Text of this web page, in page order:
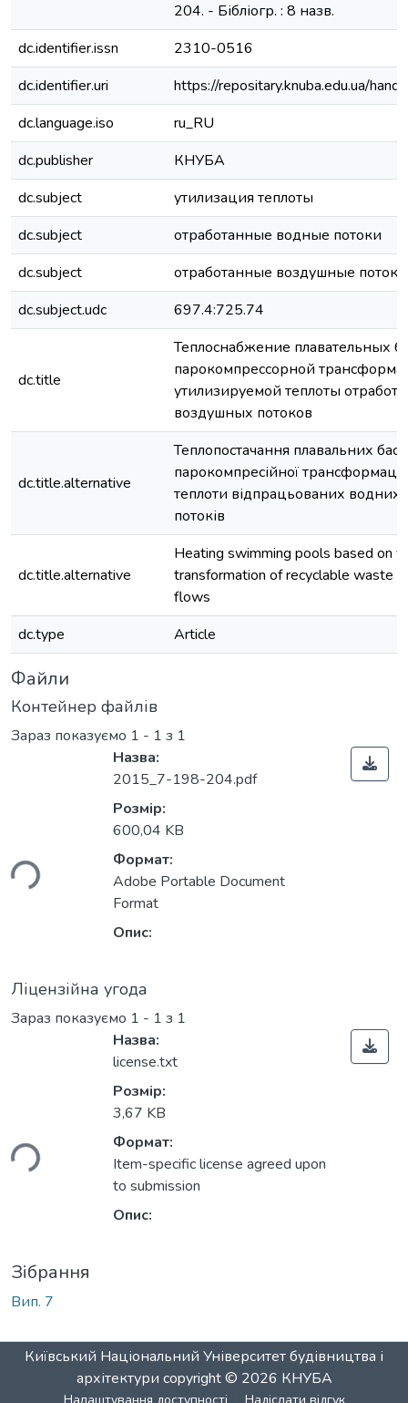
204. - Бібліогр. : 8 назв.
dc.identifier.issn
2310-0516
dc.identifier.uri
https://repositary.knuba.edu.ua/
dc.language.iso
ru_RU
dc.publisher
КНУБА
dc.subject
утилизация теплоты
dc.subject
отработанные водные потоки
dc.subject
отработанные воздушные потоки
dc.subject.udc
697.4:725.74
dc.title
Теплоснабжение плавательных
парокомпрессорной
утилизируемой теплоты
воздушных потоков
dc.title.alternative
Теплопостачання плавальних
парокомпресійної трансформації
теплоти відпрацьованих водних
потоків
dc.title.alternative
Heating swimming pools based on
transformation of recyclable waste
flows
dc.type
Article
Файли
Контейнер файлів
Зараз показуємо 1 - 1 з 1
Назва:
2015_7-198-204.pdf
Розмір:
600,04 KB
Формат:
Adobe Portable Document
Format
Опис:
Ліцензійна угода
Зараз показуємо 1 - 1 з 1
Назва:
license.txt
Розмір:
3,67 KB
Формат:
Item-specific license agreed upon
to submission
Опис:
Зібрання
Вип. 7
Київський Національний Університет будівництва і
архітектури copyright © 2026 КНУБА